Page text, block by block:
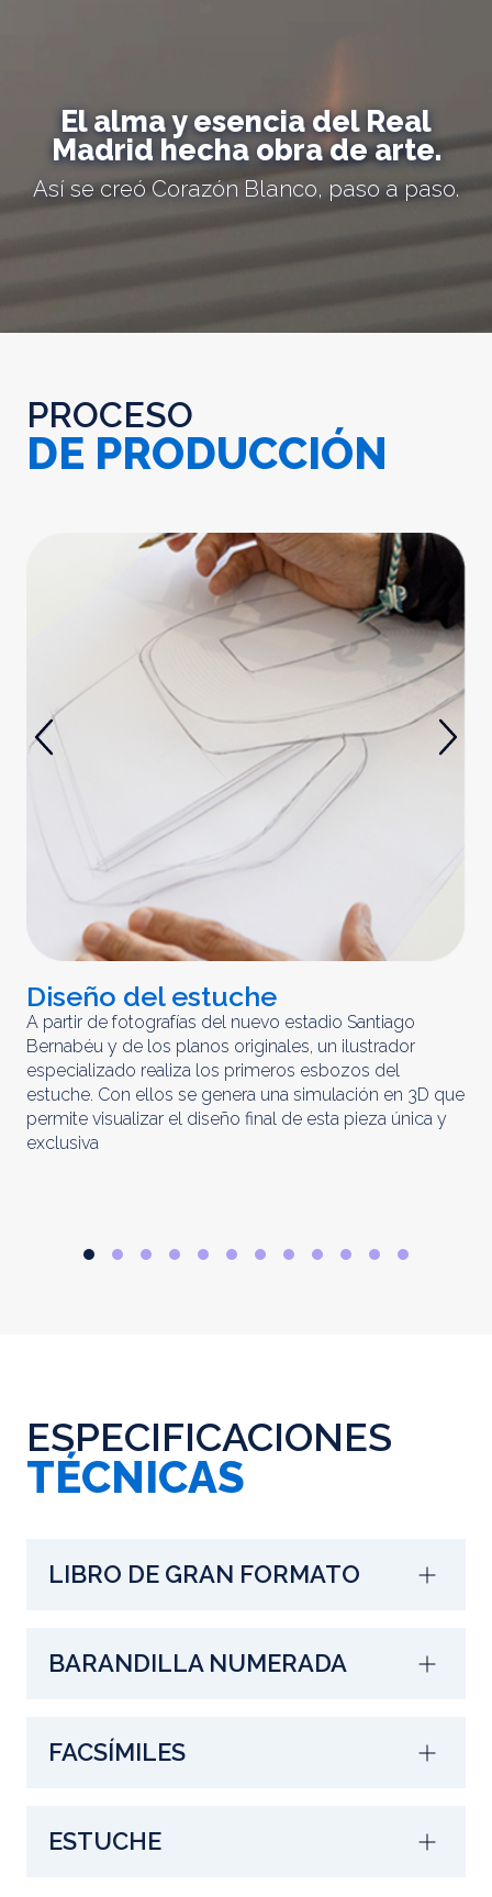
El alma y esencia del Real
Madrid hecha obra de arte.
Así se creó Corazón Blanco, paso a paso.
PROCESO
DE PRODUCCIÓN
Diseño del estuche
A partir de fotografías del nuevo estadio Santiago
Bernabéu y de los planos originales, un ilustrador
especializado realiza los primeros esbozos del
estuche. Con ellos se genera una simulación en 3D que
permite visualizar el diseño final de esta pieza única y
exclusiva
ESPECIFICACIONES
TÉCNICAS
LIBRO DE GRAN FORMATO
BARANDILLA NUMERADA
FACSÍMILES
ESTUCHE